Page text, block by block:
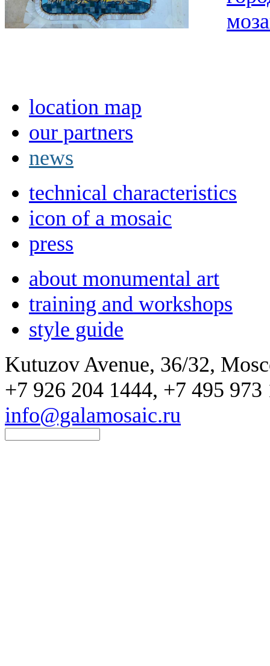
location map
our partners
news
technical characteristics
icon of a mosaic
press
about monumental art
training and workshops
style guide
Kutuzov Avenue, 36/32,
+7 926 204 1444, +7 495 973
info@galamosaic.ru